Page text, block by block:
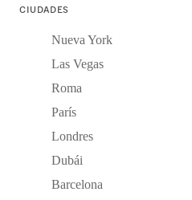
CIUDADES
Nueva York
Las Vegas
Roma
París
Londres
Dubái
Barcelona